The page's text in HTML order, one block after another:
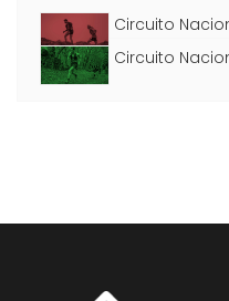
Circuito
Circuito